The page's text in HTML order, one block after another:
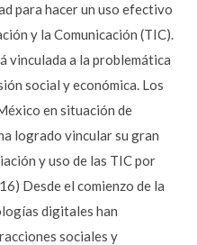
para hacer un uso efectivo
y la Comunicación (TIC).
vinculada a la problemática
social y económica. Los
en situación de
logrado vincular su gran
y uso de las TIC por
Desde el comienzo de la
digitales han
sociales y